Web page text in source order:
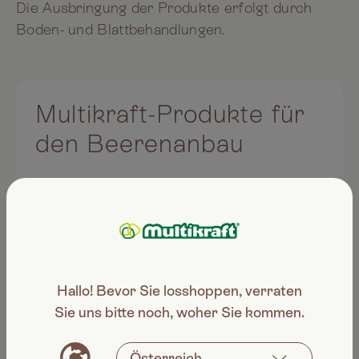
Die Ausbringung der Produkte erfolgt durch
Boden- und Blattbehandlungen.
Multikraft-Produkte für
den Beerenanbau
Hallo! Bevor Sie losshoppen, verraten
Sie uns bitte noch, woher Sie kommen.